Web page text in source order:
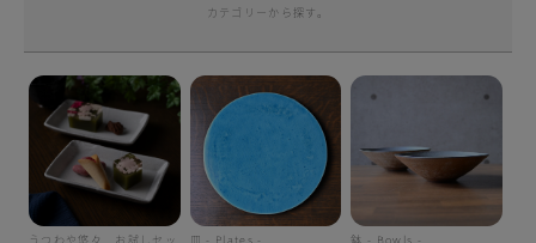
カテゴリーから探す。
うつわや悠々 お試しセッ
皿 - Plates - 鉢 - Bowls -